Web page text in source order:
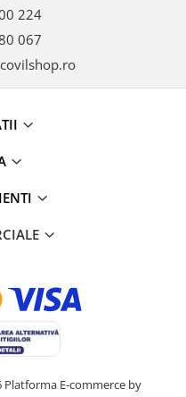
224
067
Platforma E-commerce by